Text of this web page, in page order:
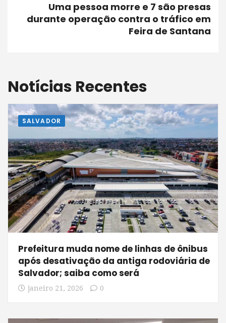
Uma pessoa morre e 7 são presas
durante operação contra o tráfico em
Feira de Santana
Notícias Recentes
SALVADOR
Prefeitura muda nome de linhas de ônibus
após desativação da antiga rodoviária de
Salvador; saiba como será
janeiro 21, 2026 0